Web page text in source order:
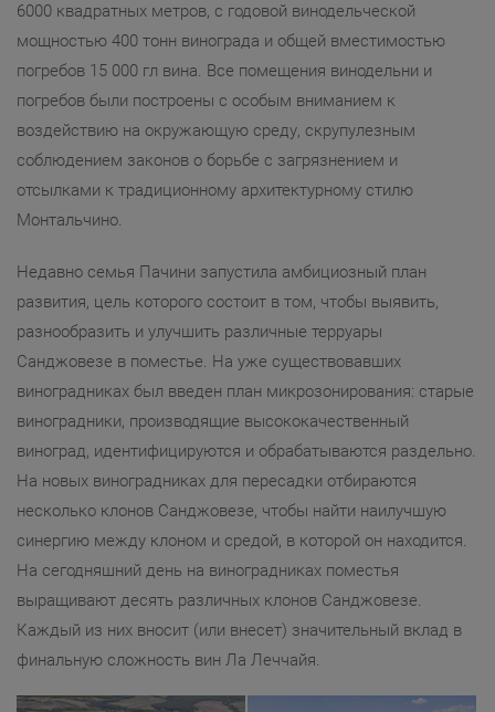
6000 квадратных метров, с годовой винодельческой
мощностью 400 тонн винограда и общей вместимостью
погребов 15 000 гл вина. Все помещения винодельни и
погребов были построены с особым вниманием к
воздействию на окружающую среду, скрупулезным
соблюдением законов о борьбе с загрязнением и
отсылками к традиционному архитектурному стилю
Монтальчино.
Недавно семья Пачини запустила амбициозный план
развития, цель которого состоит в том, чтобы выявить,
разнообразить и улучшить различные терруары
Санджовезе в поместье. На уже существовавших
виноградниках был введен план микрозонирования: старые
виноградники, производящие высококачественный
виноград, идентифицируются и обрабатываются раздельно.
На новых виноградниках для пересадки отбираются
несколько клонов Санджовезе, чтобы найти наилучшую
синергию между клоном и средой, в которой он находится.
На сегодняшний день на виноградниках поместья
выращивают десять различных клонов Санджовезе.
Каждый из них вносит (или внесет) значительный вклад в
финальную сложность вин Ла Леччайя.